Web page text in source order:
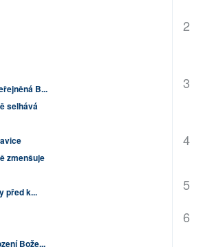
B...
selhává
zmenšuje
před k...
Bože...